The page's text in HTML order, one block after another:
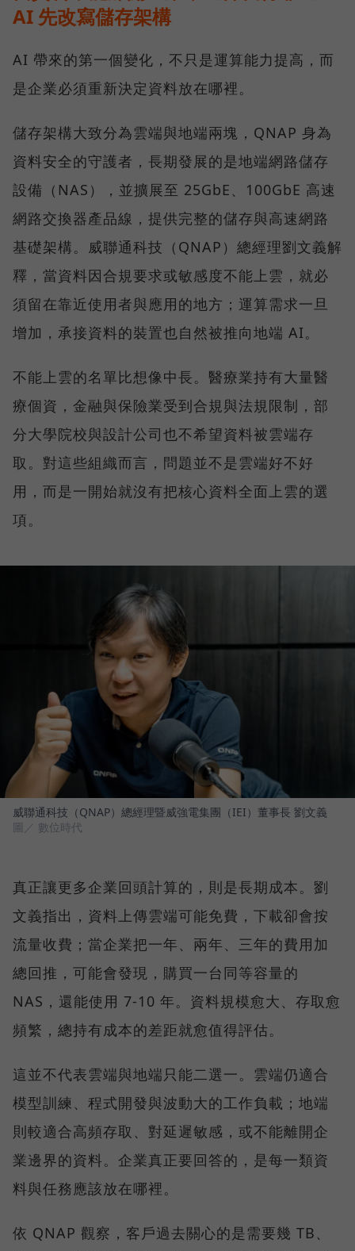
AI 先改寫儲存架構
AI 帶來的第一個變化，不只是運算能力提高，而
是企業必須重新決定資料放在哪裡。
儲存架構大致分為雲端與地端兩塊，QNAP 身為
資料安全的守護者，長期發展的是地端網路儲存
設備（NAS），並擴展至 25GbE、100GbE 高速
網路交換器產品線，提供完整的儲存與高速網路
基礎架構。威聯通科技（QNAP）總經理劉文義解
釋，當資料因合規要求或敏感度不能上雲，就必
須留在靠近使用者與應用的地方；運算需求一旦
增加，承接資料的裝置也自然被推向地端 AI。
不能上雲的名單比想像中長。醫療業持有大量醫
療個資，金融與保險業受到合規與法規限制，部
分大學院校與設計公司也不希望資料被雲端存
取。對這些組織而言，問題並不是雲端好不好
用，而是一開始就沒有把核心資料全面上雲的選
項。
威聯通科技（QNAP）總經理暨威強電集團（IEI）董事長 劉文義
圖／ 數位時代
真正讓更多企業回頭計算的，則是長期成本。劉
文義指出，資料上傳雲端可能免費，下載卻會按
流量收費；當企業把一年、兩年、三年的費用加
總回推，可能會發現，購買一台同等容量的
NAS，還能使用 7-10 年。資料規模愈大、存取愈
頻繁，總持有成本的差距就愈值得評估。
這並不代表雲端與地端只能二選一。雲端仍適合
模型訓練、程式開發與波動大的工作負載；地端
則較適合高頻存取、對延遲敏感，或不能離開企
業邊界的資料。企業真正要回答的，是每一類資
料與任務應該放在哪裡。
依 QNAP 觀察，客戶過去關心的是需要幾 TB、